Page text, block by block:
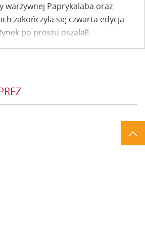
warzywnej Paprykalaba oraz
zakończyła się czwarta edycja
po prostu oszalał!